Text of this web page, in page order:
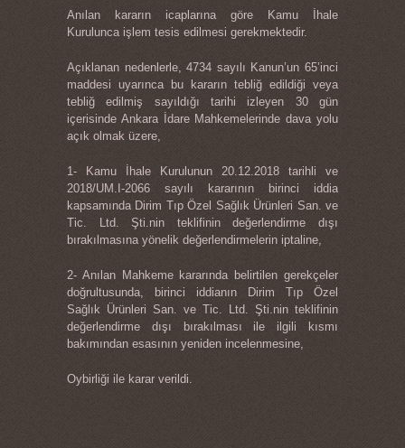
Anılan kararın icaplarına göre Kamu İhale
Kurulunca işlem tesis edilmesi gerekmektedir.
Açıklanan nedenlerle, 4734 sayılı Kanun’un 65’inci
maddesi uyarınca bu kararın tebliğ edildiği veya
tebliğ edilmiş sayıldığı tarihi izleyen 30 gün
içerisinde Ankara İdare Mahkemelerinde dava yolu
açık olmak üzere,
1- Kamu İhale Kurulunun 20.12.2018 tarihli ve
2018/UM.I-2066 sayılı kararının birinci iddia
kapsamında Dirim Tıp Özel Sağlık Ürünleri San. ve
Tic. Ltd. Şti.nin teklifinin değerlendirme dışı
bırakılmasına yönelik değerlendirmelerin iptaline,
2- Anılan Mahkeme kararında belirtilen gerekçeler
doğrultusunda, birinci iddianın Dirim Tıp Özel
Sağlık Ürünleri San. ve Tic. Ltd. Şti.nin teklifinin
değerlendirme dışı bırakılması ile ilgili kısmı
bakımından esasının yeniden incelenmesine,
Oybirliği ile karar verildi.